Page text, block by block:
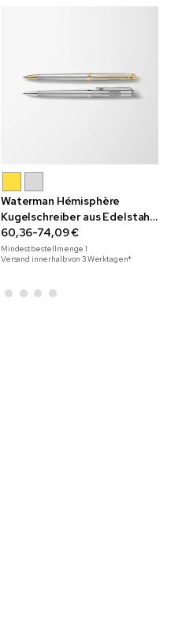
Waterman Hémisphère
Kugelschreiber aus Edelstahl
mit Gravur in Geschenkbox
60,36-74,09 €
Mindestbestellmenge1
Versand innerhalb von 3 Werktagen*